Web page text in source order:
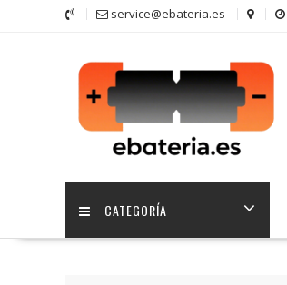
service@ebateria.es
CATEGORÍA